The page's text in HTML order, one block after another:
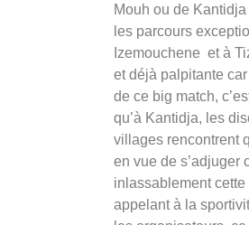
Mouh ou de
les parcours
Izemouchene et à
et déjà palpitante
de ce big match,
qu’à Kantidja, les
villages rencontrent
en vue de s’adjuger
inlassablement
appelant à la